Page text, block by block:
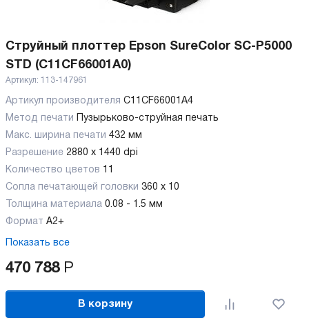
Струйный плоттер Epson SureColor SC-P5000
STD (C11CF66001A0)
Артикул: 113-147961
Артикул производителя C11CF66001A4
Метод печати
Пузырьково-струйная печать
Макс. ширина печати 432 мм
Разрешение 2880 x 1440 dpi
Количество цветов 11
Сопла печатающей головки 360 x 10
Толщина материала 0.08 - 1.5 мм
Формат А2+
Показать все
470 788 Р
В корзину